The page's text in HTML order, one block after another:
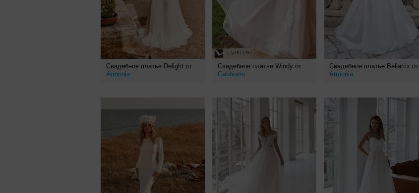
Свадебное платье Delight от
Armonia
Свадебное платье Windy от
Gabbiano
Свадебное платье Bellatrix от
Armonia